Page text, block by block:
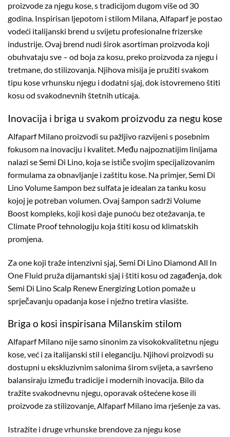
proizvode za njegu kose, s tradicijom dugom više od 30
godina. Inspirisan ljepotom i stilom Milana, Alfaparf je postao
vodeći italijanski brend u svijetu profesionalne frizerske
industrije. Ovaj brend nudi širok asortiman proizvoda koji
obuhvataju sve – od boja za kosu, preko proizvoda za njegu i
tretmane, do stilizovanja. Njihova misija je pružiti svakom
tipu kose vrhunsku njegu i dodatni sjaj, dok istovremeno štiti
kosu od svakodnevnih štetnih uticaja.
Inovacija i briga u svakom proizvodu za negu kose
Alfaparf Milano proizvodi su pažljivo razvijeni s posebnim
fokusom na inovaciju i kvalitet. Među najpoznatijim linijama
nalazi se Semi Di Lino, koja se ističe svojim specijalizovanim
formulama za obnavljanje i zaštitu kose. Na primjer, Semi Di
Lino Volume šampon bez sulfata je idealan za tanku kosu
kojoj je potreban volumen. Ovaj šampon sadrži Volume
Boost kompleks, koji kosi daje punoću bez otežavanja, te
Climate Proof tehnologiju koja štiti kosu od klimatskih
promjena.
Za one koji traže intenzivni sjaj, Semi Di Lino Diamond All In
One Fluid pruža dijamantski sjaj i štiti kosu od zagađenja, dok
Semi Di Lino Scalp Renew Energizing Lotion pomaže u
sprječavanju opadanja kose i nježno tretira vlasište.
Briga o kosi inspirisana Milanskim stilom
Alfaparf Milano nije samo sinonim za visokokvalitetnu njegu
kose, već i za italijanski stil i eleganciju. Njihovi proizvodi su
dostupni u ekskluzivnim salonima širom svijeta, a savršeno
balansiraju između tradicije i modernih inovacija. Bilo da
tražite svakodnevnu njegu, oporavak oštećene kose ili
proizvode za stilizovanje, Alfaparf Milano ima rješenje za vas.
Istražite i druge vrhunske brendove za njegu kose